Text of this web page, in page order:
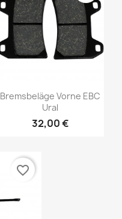
Bremsbeläge Vorne EBC
Ural
32,00 €
favorite_border